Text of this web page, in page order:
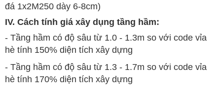
đá 1x2M250 dày 6-8cm)
IV. Cách tính giá xây dụng tầng hầm:
- Tầng hầm có độ sâu từ 1.0 - 1.3m so với code vỉa
hè tính 150% diện tích xây dựng
- Tầng hầm có độ sâu từ 1.3 - 1.7m so với code vỉa
hè tính 170% diện tích xây dựng